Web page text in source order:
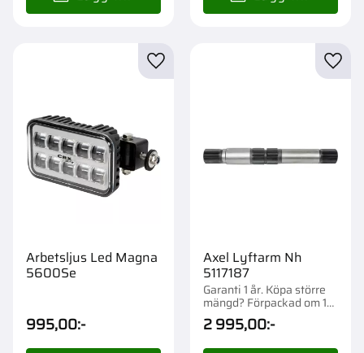
Arbetsljus Led Magna
5600Se
995,00:-
Lägg till i favoriter
Axel Lyftarm Nh
5117187
Garanti 1 år. Köpa större
mängd? Förpackad om 1
st.
2 995,00:-